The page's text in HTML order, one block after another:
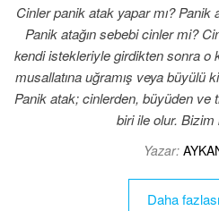
Cinler panik atak yapar mı? Panik
Panik atağın sebebi cinler mi?
kendi istekleriyle girdikten sonra o
musallatına uğramış veya büyülü
Panik atak; cinlerden, büyüden ve
biri ile olur.
Yazar:
Daha